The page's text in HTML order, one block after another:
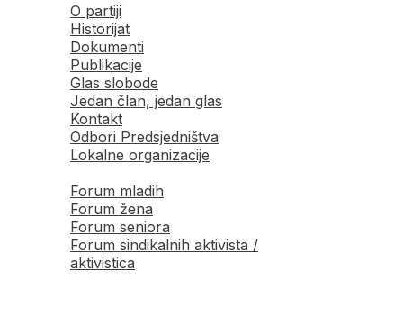
O partiji
Historijat
Dokumenti
Publikacije
Glas slobode
Jedan član, jedan glas
Kontakt
Odbori Predsjedništva
Lokalne organizacije
Forum mladih
Forum žena
Forum seniora
Forum sindikalnih aktivista /
aktivistica